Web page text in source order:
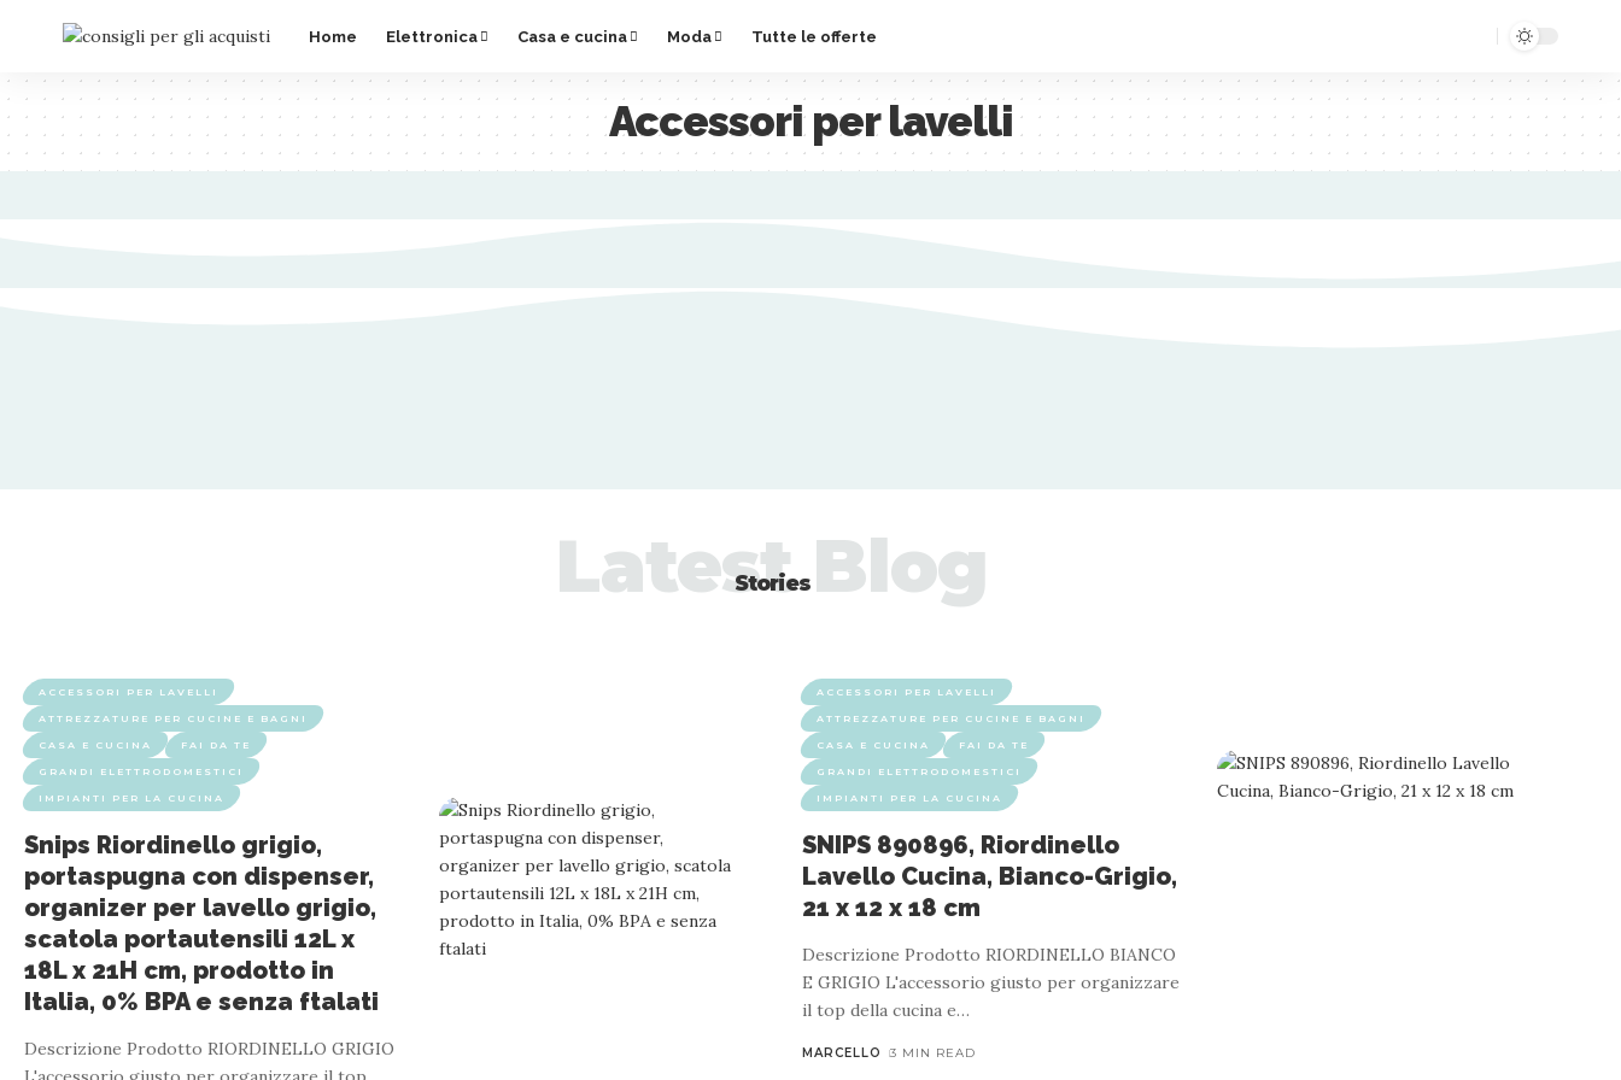
Home Elettronica Casa e cucina Moda Tutte le offerte
Accessori per lavelli
Stories
Latest Blog
ACCESSORI PER LAVELLI
ATTREZZATURE PER CUCINE E BAGNI
CASA E CUCINA FAI DA TE
GRANDI ELETTRODOMESTICI
IMPIANTI PER LA CUCINA
Snips Riordinello grigio,
portaspugna con dispenser,
organizer per lavello grigio,
scatola portautensili 12L x
18L x 21H cm, prodotto in
Italia, 0% BPA e senza ftalati
Descrizione Prodotto RIORDINELLO GRIGIO
ACCESSORI PER LAVELLI
ATTREZZATURE PER CUCINE E BAGNI
CASA E CUCINA FAI DA TE
GRANDI ELETTRODOMESTICI
IMPIANTI PER LA CUCINA
SNIPS 890896, Riordinello
Lavello Cucina, Bianco-Grigio,
21 x 12 x 18 cm
Descrizione Prodotto RIORDINELLO BIANCO
E GRIGIO L'accessorio giusto per organizzare
il top della cucina e…
MARCELLO 3 MIN READ